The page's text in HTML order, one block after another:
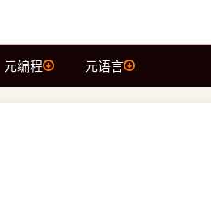
元编程 元语言